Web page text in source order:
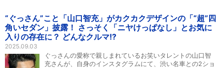
“ぐっさん”こと「山口智充」がカクカクデザインの「“超”四
角いセダン」披露！ さっそく「ニヤけっぱなし」とお気に
入りの存在に？ どんなクルマ!?
2025.09.03
ぐっさんの愛称で親しまれているお笑いタレントの山口智
充さんが、自身のインスタグラムにて、渋い名車との2ショ